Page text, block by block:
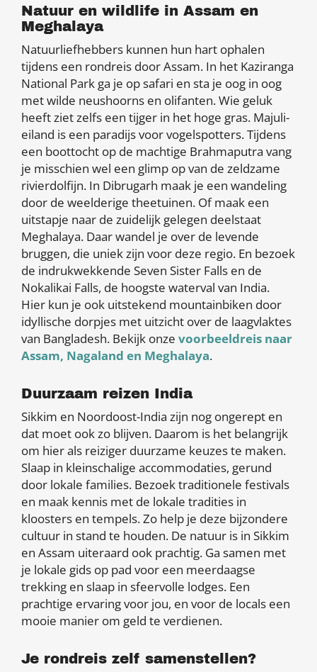
Natuur en wildlife in Assam en
Meghalaya
Natuurliefhebbers kunnen hun hart ophalen
tijdens een rondreis door Assam. In het Kaziranga
National Park ga je op safari en sta je oog in oog
met wilde neushoorns en olifanten. Wie geluk
heeft ziet zelfs een tijger in het hoge gras. Majuli-
eiland is een paradijs voor vogelspotters. Tijdens
een boottocht op de machtige Brahmaputra vang
je misschien wel een glimp op van de zeldzame
rivierdolfijn. In Dibrugarh maak je een wandeling
door de weelderige theetuinen. Of maak een
uitstapje naar de zuidelijk gelegen deelstaat
Meghalaya. Daar wandel je over de levende
bruggen, die uniek zijn voor deze regio. En bezoek
de indrukwekkende Seven Sister Falls en de
Nokalikai Falls, de hoogste waterval van India.
Hier kun je ook uitstekend mountainbiken door
idyllische dorpjes met uitzicht over de laagvlaktes
van Bangladesh. Bekijk onze voorbeeldreis naar
Assam, Nagaland en Meghalaya.
Duurzaam reizen India
Sikkim en Noordoost-India zijn nog ongerept en
dat moet ook zo blijven. Daarom is het belangrijk
om hier als reiziger duurzame keuzes te maken.
Slaap in kleinschalige accommodaties, gerund
door lokale families. Bezoek traditionele festivals
en maak kennis met de lokale tradities in
kloosters en tempels. Zo help je deze bijzondere
cultuur in stand te houden. De natuur is in Sikkim
en Assam uiteraard ook prachtig. Ga samen met
je lokale gids op pad voor een meerdaagse
trekking en slaap in sfeervolle lodges. Een
prachtige ervaring voor jou, en voor de locals een
mooie manier om geld te verdienen.
Je rondreis zelf samenstellen?